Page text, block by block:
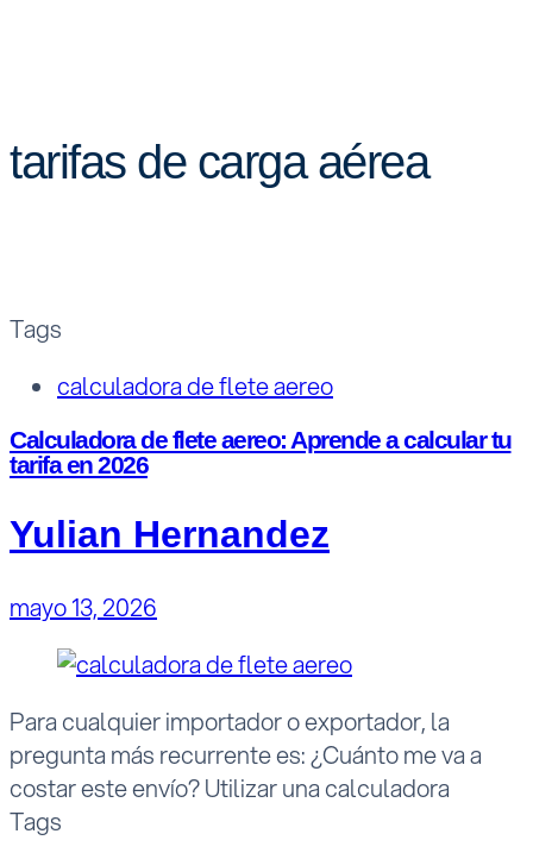
tarifas de carga aérea
Tags
calculadora de flete aereo
Calculadora de flete aereo: Aprende a calcular tu
tarifa en 2026
Yulian Hernandez
mayo 13, 2026
Para cualquier importador o exportador, la
pregunta más recurrente es: ¿Cuánto me va a
costar este envío? Utilizar una calculadora
Tags